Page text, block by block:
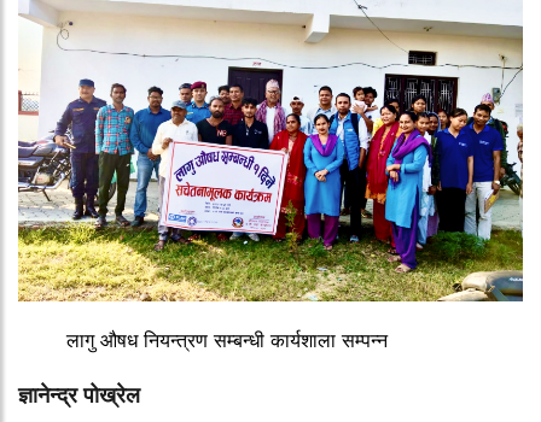
लागु औषध नियन्त्रण सम्बन्धी कार्यशाला सम्पन्न
ज्ञानेन्द्र पोख्रेल